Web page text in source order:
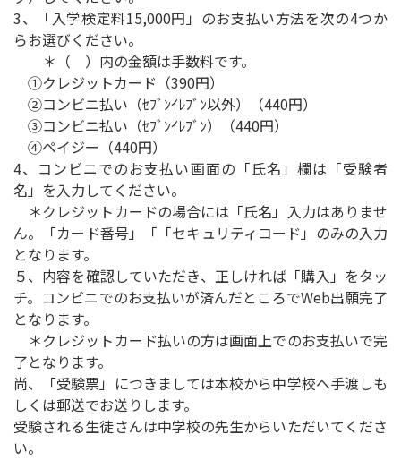
3、「入学検定料15,000円」のお支払い方法を次の4つか
らお選びください。
＊（ ）内の金額は手数料です。
①クレジットカード（390円）
②コンビニ払い（ｾﾌﾞﾝｲﾚﾌﾞﾝ以外）（440円）
③コンビニ払い（ｾﾌﾞﾝｲﾚﾌﾞﾝ）（440円）
④ペイジー（440円）
4、コンビニでのお支払い画面の「氏名」欄は「受験者
名」を入力してください。
＊クレジットカードの場合には「氏名」入力はありませ
ん。「カード番号」「「セキュリティコード」のみの入力
となります。
５、内容を確認していただき、正しければ「購入」をタッ
チ。コンビニでのお支払いが済んだところでWeb出願完了
となります。
＊クレジットカード払いの方は画面上でのお支払いで完
了となります。
尚、「受験票」につきましては本校から中学校へ手渡しも
しくは郵送でお送りします。
受験される生徒さんは中学校の先生からいただいてくださ
い。